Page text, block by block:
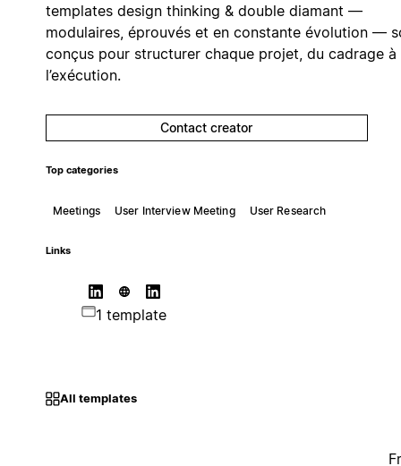
templates design thinking & double diamant —
modulaires, éprouvés et en constante évolution —
conçus pour structurer chaque projet, du cadrage à
l’exécution.
Contact creator
Top categories
Meetings User Interview Meeting User Research
Links
1 template
All templates